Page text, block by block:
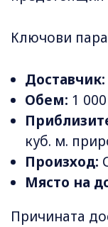
Ключови
Доставчик:
Обем: 1
куб. м.
Произход:
Място на
Причината